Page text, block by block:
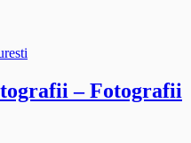
– Fotografii